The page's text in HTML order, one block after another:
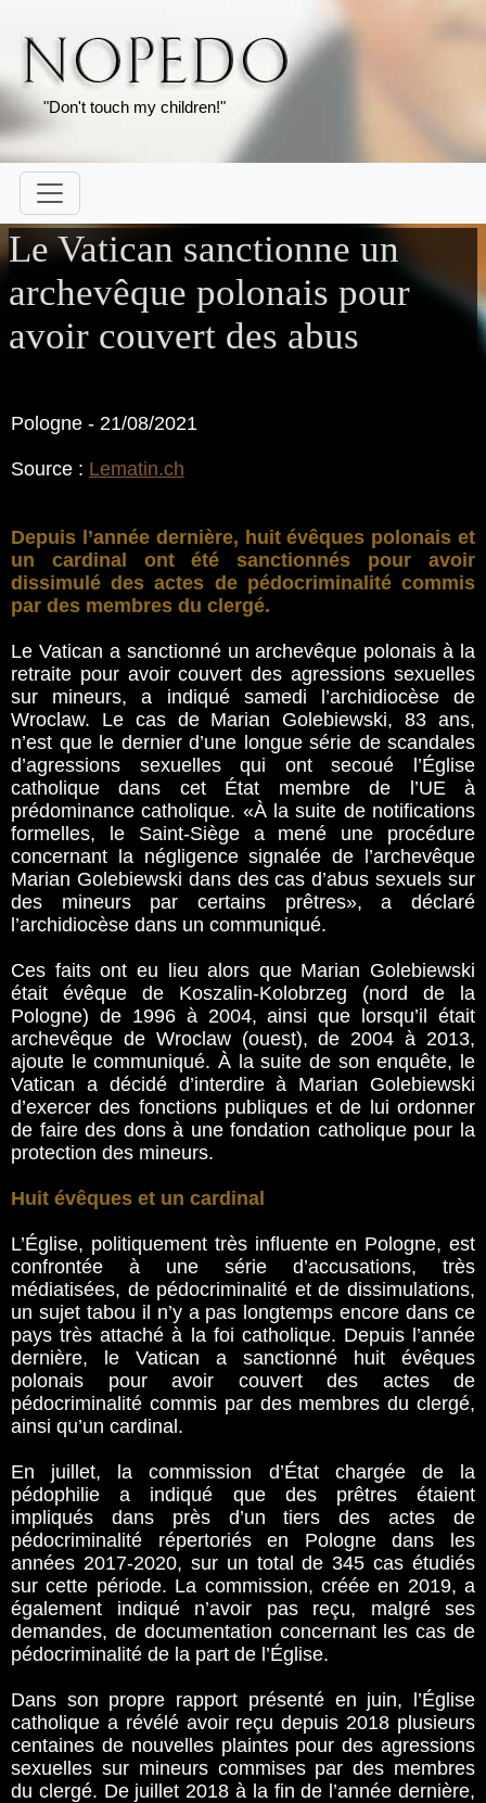
"Don't touch my children!"
Le Vatican sanctionne un
archevêque polonais pour
avoir couvert des abus
Pologne - 21/08/2021
Source : Lematin.ch
Depuis l’année dernière, huit évêques polonais et
un cardinal ont été sanctionnés pour avoir
dissimulé des actes de pédocriminalité commis
par des membres du clergé.
Le Vatican a sanctionné un archevêque polonais à la
retraite pour avoir couvert des agressions sexuelles
sur mineurs, a indiqué samedi l’archidiocèse de
Wroclaw. Le cas de Marian Golebiewski, 83 ans,
n’est que le dernier d’une longue série de scandales
d’agressions sexuelles qui ont secoué l’Église
catholique dans cet État membre de l’UE à
prédominance catholique. «À la suite de notifications
formelles, le Saint-Siège a mené une procédure
concernant la négligence signalée de l’archevêque
Marian Golebiewski dans des cas d’abus sexuels sur
des mineurs par certains prêtres», a déclaré
l’archidiocèse dans un communiqué.
Ces faits ont eu lieu alors que Marian Golebiewski
était évêque de Koszalin-Kolobrzeg (nord de la
Pologne) de 1996 à 2004, ainsi que lorsqu’il était
archevêque de Wroclaw (ouest), de 2004 à 2013,
ajoute le communiqué. À la suite de son enquête, le
Vatican a décidé d’interdire à Marian Golebiewski
d’exercer des fonctions publiques et de lui ordonner
de faire des dons à une fondation catholique pour la
protection des mineurs.
Huit évêques et un cardinal
L’Église, politiquement très influente en Pologne, est
confrontée à une série d’accusations, très
médiatisées, de pédocriminalité et de dissimulations,
un sujet tabou il n’y a pas longtemps encore dans ce
pays très attaché à la foi catholique. Depuis l’année
dernière, le Vatican a sanctionné huit évêques
polonais pour avoir couvert des actes de
pédocriminalité commis par des membres du clergé,
ainsi qu’un cardinal.
En juillet, la commission d’État chargée de la
pédophilie a indiqué que des prêtres étaient
impliqués dans près d’un tiers des actes de
pédocriminalité répertoriés en Pologne dans les
années 2017-2020, sur un total de 345 cas étudiés
sur cette période. La commission, créée en 2019, a
également indiqué n’avoir pas reçu, malgré ses
demandes, de documentation concernant les cas de
pédocriminalité de la part de l’Église.
Dans son propre rapport présenté en juin, l’Église
catholique a révélé avoir reçu depuis 2018 plusieurs
centaines de nouvelles plaintes pour des agressions
sexuelles sur mineurs commises par des membres
du clergé. De juillet 2018 à la fin de l’année dernière,